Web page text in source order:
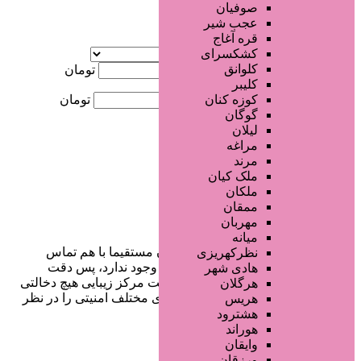
صوفیان
عجب شیر
قره آغاج
کشکسرای
کلوانق
کلیبر
کوزه کنان
گوگان
لیلان
مراغه
مرند
ملک کیان
ملکان
ممقان
مهربان
میانه
نظرکهریزی
هادی شهر
هرگلان
هریس
هشترود
هوراند
وایقان
آگهی ویژه
کمترین قیمت
تومان
بیشترین قیمت تومان
در سایت تبلیغاتی مرکز زیبایی کاربران مستقیما با هم تماس
می‌گیرند و هیچ واسطه‌ای در این میان وجود ندارد، پس دقت
فرمایید که در خرید و فروشِ شما سایت مرکز زیبایی هیچ دخالتی
نداشته و کاربران باید خودشان جنبه‌های مختلف امنیتی را در نظر